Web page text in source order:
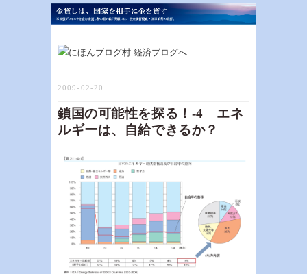
2009-02-20
鎖国の可能性を探る！-4 エネ
ルギーは、自給できるか？